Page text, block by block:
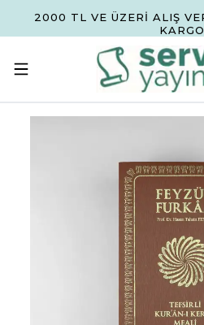
2000 TL VE ÜZERİ ALIŞ
KARGO